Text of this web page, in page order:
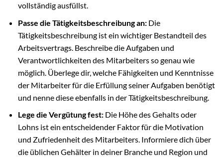
vollständig ausfüllst.
Passe die Tätigkeitsbeschreibung an:Die
Tätigkeitsbeschreibung ist ein wichtiger Bestandteil des
Arbeitsvertrags. Beschreibe die Aufgaben und
Verantwortlichkeiten des Mitarbeiters so genau wie
möglich. Überlege dir, welche Fähigkeiten und Kenntnisse
der Mitarbeiter für die Erfüllung seiner Aufgaben benötigt
und nenne diese ebenfalls in der Tätigkeitsbeschreibung.
Lege die Vergütung fest:Die Höhe des Gehalts oder
Lohns ist ein entscheidender Faktor für die Motivation
und Zufriedenheit des Mitarbeiters. Informiere dich über
die üblichen Gehälter in deiner Branche und Region und